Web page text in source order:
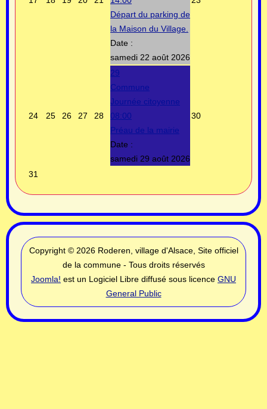
Départ du parking de
la Maison du Village.
Date :
samedi 22 août 2026
24 25 26 27 28
29
Commune
Journée citoyenne
08:00
Préau de la mairie
Date :
samedi 29 août 2026
30
31
Copyright © 2026 Roderen, village d'Alsace, Site officiel
de la commune - Tous droits réservés
Joomla! est un Logiciel Libre diffusé sous licence GNU
General Public